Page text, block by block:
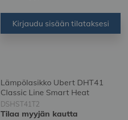
Kirjaudu sisään tilataksesi
Lämpölasikko Ubert DHT41
Classic Line Smart Heat
DSHST41T2
Tilaa myyjän kautta